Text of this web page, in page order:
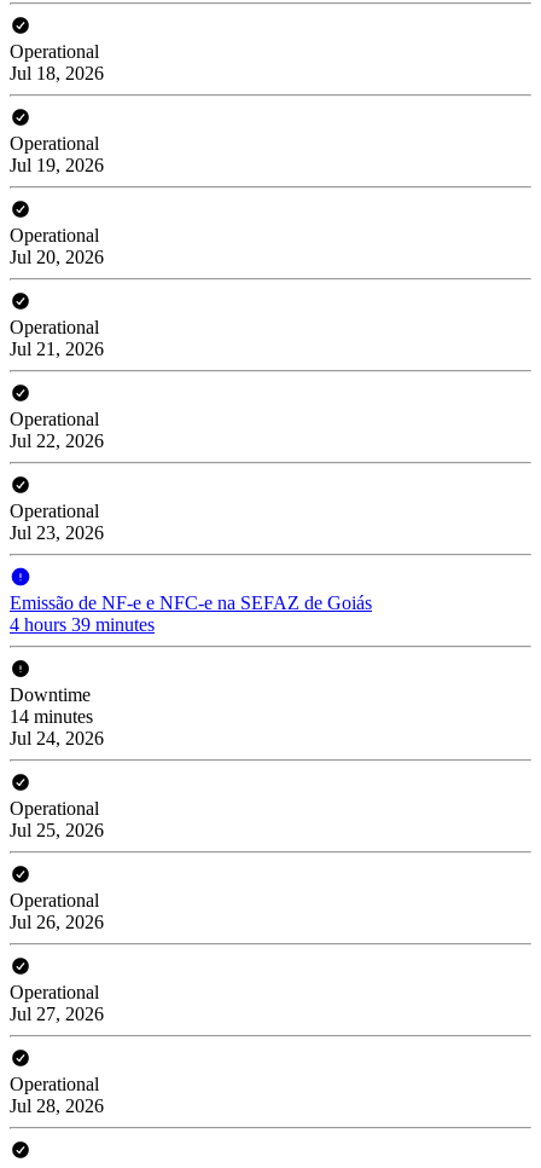
Operational
Jul 18, 2026
Operational
Jul 19, 2026
Operational
Jul 20, 2026
Operational
Jul 21, 2026
Operational
Jul 22, 2026
Operational
Jul 23, 2026
Emissão de NF-e e NFC-e na SEFAZ de Goiás
4 hours 39 minutes
Downtime
14 minutes
Jul 24, 2026
Operational
Jul 25, 2026
Operational
Jul 26, 2026
Operational
Jul 27, 2026
Operational
Jul 28, 2026